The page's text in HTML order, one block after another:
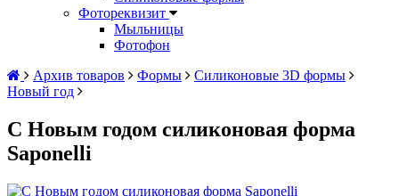
Фотореквизит
Мыльницы
Фотофон
Архив товаров
Формы
Силиконовые 3D формы
Новый год
С Новым годом силиконовая форма
Saponelli